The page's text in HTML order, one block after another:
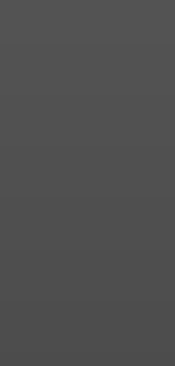
костромские